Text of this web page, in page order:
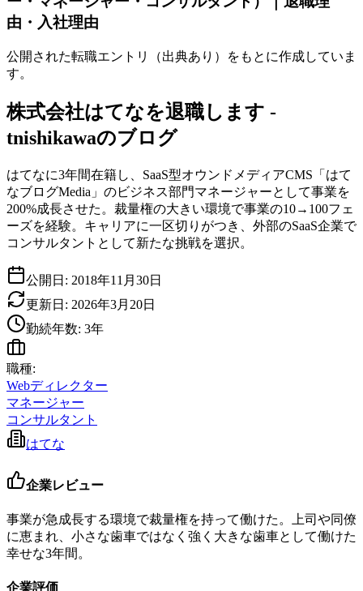
由・入社理由
公開された転職エントリ（出典あり）をもとに作成していま
す。
株式会社はてなを退職します -
tnishikawaのブログ
はてなに3年間在籍し、SaaS型オウンドメディアCMS「はて
なブログMedia」のビジネス部門マネージャーとして事業を
200%成長させた。裁量権の大きい環境で事業の10→100フェ
ーズを経験。キャリアに一区切りがつき、外部のSaaS企業で
コンサルタントとして新たな挑戦を選択。
公開日: 2018年11月30日
更新日: 2026年3月20日
勤続年数: 3年
職種:
Webディレクター
マネージャー
コンサルタント
はてな
企業レビュー
事業が急成長する環境で裁量権を持って働けた。上司や同僚
に恵まれ、小さな歯車ではなく強く大きな歯車として働けた
幸せな3年間。
企業評価